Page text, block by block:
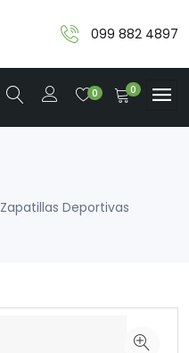
099 882 4897
0 0
Zapatillas Deportivas